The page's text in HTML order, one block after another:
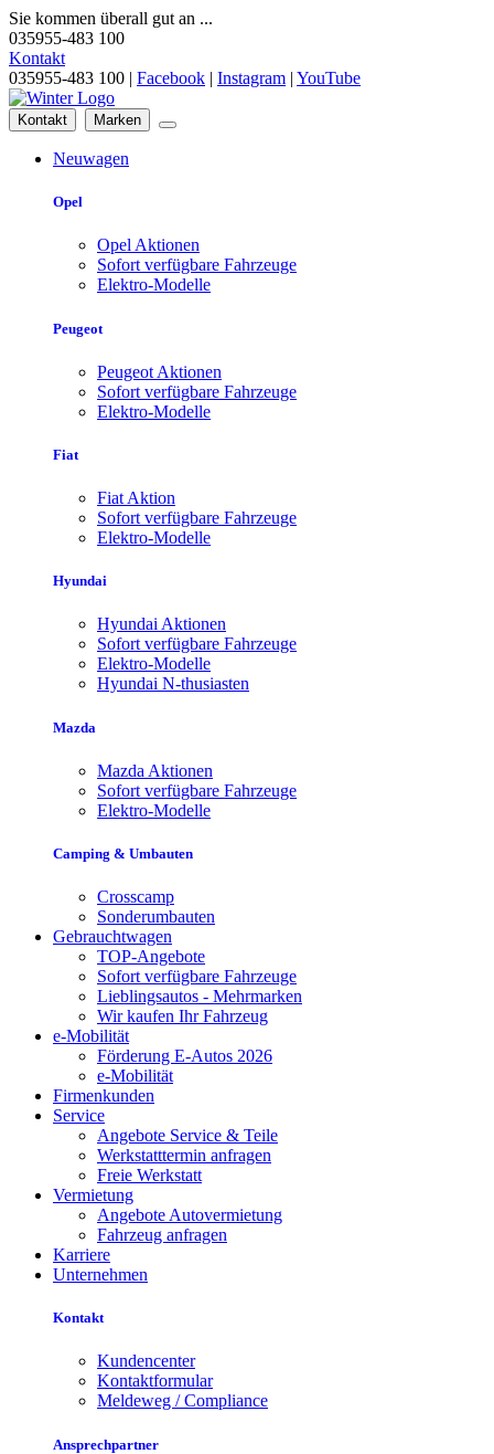
Sie kommen überall gut an ...
035955-483 100
Kontakt
035955-483 100 | Facebook | Instagram | YouTube
Kontakt Marken
Neuwagen
Opel
Opel Aktionen
Sofort verfügbare Fahrzeuge
Elektro-Modelle
Peugeot
Peugeot Aktionen
Sofort verfügbare Fahrzeuge
Elektro-Modelle
Fiat
Fiat Aktion
Sofort verfügbare Fahrzeuge
Elektro-Modelle
Hyundai
Hyundai Aktionen
Sofort verfügbare Fahrzeuge
Elektro-Modelle
Hyundai N-thusiasten
Mazda
Mazda Aktionen
Sofort verfügbare Fahrzeuge
Elektro-Modelle
Camping & Umbauten
Crosscamp
Sonderumbauten
Gebrauchtwagen
TOP-Angebote
Sofort verfügbare Fahrzeuge
Lieblingsautos - Mehrmarken
Wir kaufen Ihr Fahrzeug
e-Mobilität
Förderung E-Autos 2026
e-Mobilität
Firmenkunden
Service
Angebote Service & Teile
Werkstatttermin anfragen
Freie Werkstatt
Vermietung
Angebote Autovermietung
Fahrzeug anfragen
Karriere
Unternehmen
Kontakt
Kundencenter
Kontaktformular
Meldeweg / Compliance
Ansprechpartner